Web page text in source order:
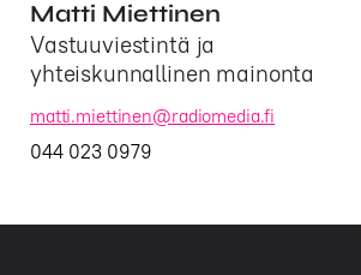
Matti Miettinen
Vastuuviestintä ja
yhteiskunnallinen mainonta
matti.miettinen@radiomedia.fi
044 023 0979